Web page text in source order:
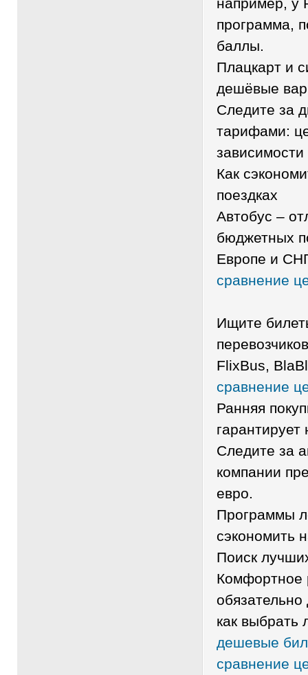
программа,
баллы.
Плацкарт и
дешёвые
Следите за
тарифами:
зависимости
Как
поездках
Автобус –
бюджетных
Европе и
сравнение
Ищите
FlixBus,
сравнение
Ранняя
Следите за
компании
евро.
Программы
сэкономить
Поиск
Комфортное
обязательно
как выбрать
дешевые
сравнение